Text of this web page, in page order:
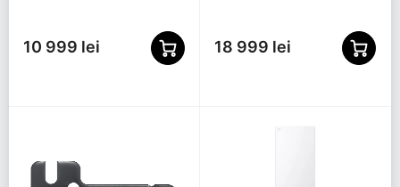
10 999 lei 18 999 lei